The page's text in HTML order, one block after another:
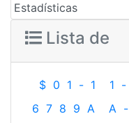
Estadísticas
Lista de
$ 0 1 - 1 1 -
6 7 8 9 A A -